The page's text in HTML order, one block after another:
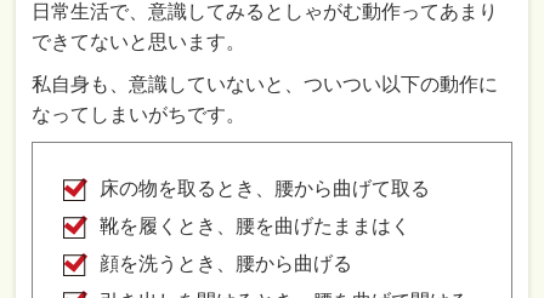
日常生活で、意識してみるとしゃがむ動作ってあまり
できてないと思います。
私自身も、意識していないと、ついつい以下の動作に
なってしまいがちです。
床の物を取るとき、腰から曲げて取る
靴を履くとき、腰を曲げたままはく
顔を洗うとき、腰から曲げる